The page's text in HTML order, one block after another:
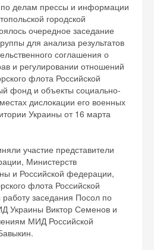
делам прессы и информации
городской
очередное заседание
для анализа результатов
соглашения о
и регулировании отношений
флота Российской
фонд и объекты социально-
дислокации его военных
Украины от 16 марта
участие представители
Министерств
и Российской федерации,
флота Российской
заседания Посол по
Украины Виктор Семенов и
МИД Российской